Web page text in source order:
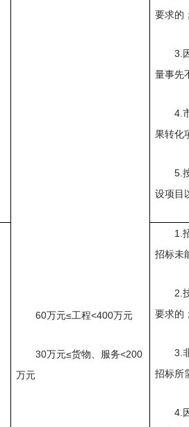
60万元≤工程<400万元
30万元≤货物、服务<200
万元
要求的；
3.
量事先
4.
果转化
5.
设项目
1.
招标未
2.
要求的；
3.
招标所
4.